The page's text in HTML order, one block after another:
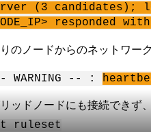
(3
responded
のノードからのネットワー
WARNING -- :
ッドノードにも接続できず
ruleset